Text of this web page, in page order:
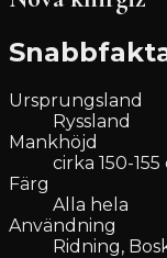
Ursprungsland
Ryssland
Mankhöjd
cirka 150-155
Färg
Alla hela
Användning
Ridning,